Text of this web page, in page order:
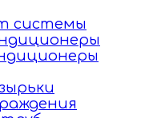
системы